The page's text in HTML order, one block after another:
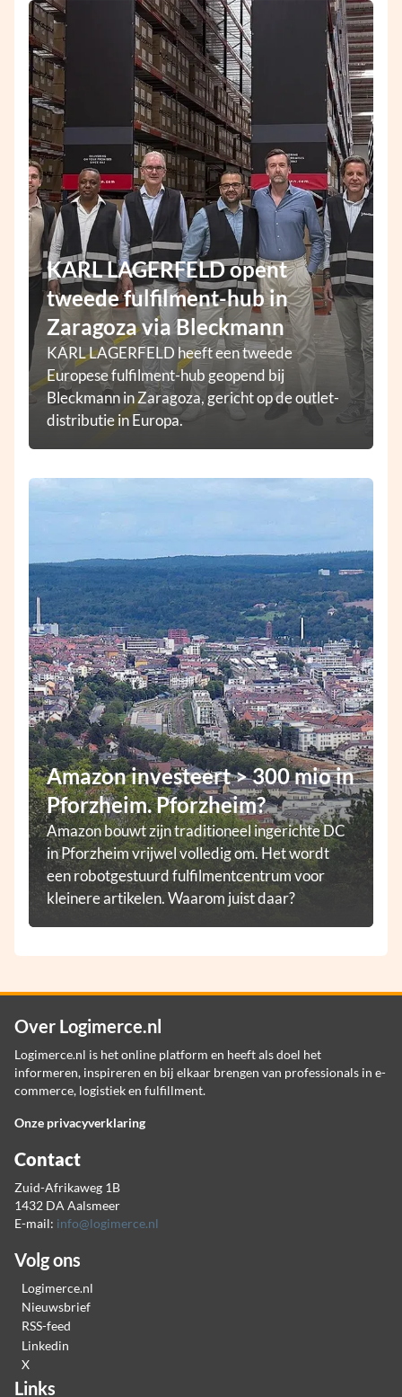
KARL LAGERFELD opent
tweede fulfilment-hub in
Zaragoza via Bleckmann
KARL LAGERFELD heeft een tweede
Europese fulfilment-hub geopend bij
Bleckmann in Zaragoza, gericht op de outlet-
distributie in Europa.
Amazon investeert > 300 mio in
Pforzheim. Pforzheim?
Amazon bouwt zijn traditioneel ingerichte DC
in Pforzheim vrijwel volledig om. Het wordt
een robotgestuurd fulfilmentcentrum voor
kleinere artikelen. Waarom juist daar?
Over Logimerce.nl
Logimerce.nl is het online platform en heeft als doel het
informeren, inspireren en bij elkaar brengen van professionals in e-
commerce, logistiek en fulfillment.
Onze privacyverklaring
Contact
Zuid-Afrikaweg 1B
1432 DA Aalsmeer
E-mail: info@logimerce.nl
Volg ons
Logimerce.nl
Nieuwsbrief
RSS-feed
Linkedin
X
Links